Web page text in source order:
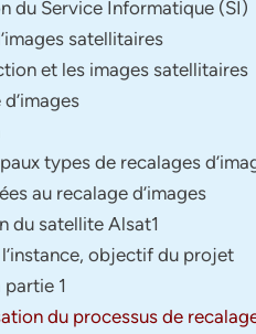
du Service Informatique (SI)
satellitaires
et les images satellitaires
types de recalages
au recalage d’images
du satellite Alsat1
objectif du projet
partie 1
du processus de